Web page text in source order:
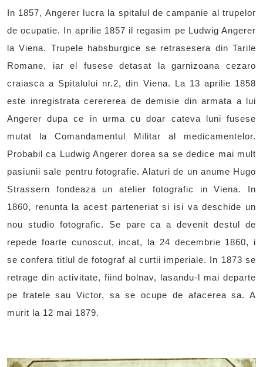
In 1857, Angerer lucra la spitalul de campanie al trupelor
de ocupatie. In aprilie 1857 il regasim pe Ludwig Angerer
la Viena. Trupele habsburgice se retrasesera din Tarile
Romane, iar el fusese detasat la garnizoana cezaro
craiasca a Spitalului nr.2, din Viena. La 13 aprilie 1858
este inregistrata cerererea de demisie din armata a lui
Angerer dupa ce in urma cu doar cateva luni fusese
mutat la Comandamentul Militar al medicamentelor.
Probabil ca Ludwig Angerer dorea sa se dedice mai mult
pasiunii sale pentru fotografie. Alaturi de un anume Hugo
Strassern fondeaza un atelier fotografic in Viena. In
1860, renunta la acest parteneriat si isi va deschide un
nou studio fotografic. Se pare ca a devenit destul de
repede foarte cunoscut, incat, la 24 decembrie 1860, i
se confera titlul de fotograf al curtii imperiale. In 1873 se
retrage din activitate, fiind bolnav, lasandu-l mai departe
pe fratele sau Victor, sa se ocupe de afacerea sa. A
murit la 12 mai 1879.